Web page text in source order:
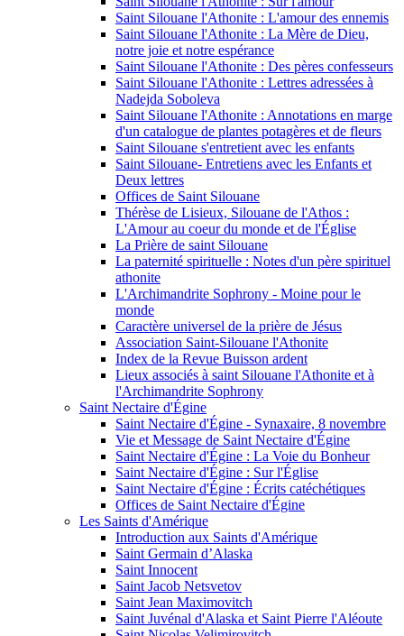
Saint Silouane l'Athonite : L'amour des ennemis
Saint Silouane l'Athonite : La Mère de Dieu,
notre joie et notre espérance
Saint Silouane l'Athonite : Des pères confesseurs
Saint Silouane l'Athonite : Lettres adressées à
Nadejda Soboleva
Saint Silouane l'Athonite : Annotations en marge
d'un catalogue de plantes potagères et de fleurs
Saint Silouane s'entretient avec les enfants
Saint Silouane- Entretiens avec les Enfants et
Deux lettres
Offices de Saint Silouane
Thérèse de Lisieux, Silouane de l'Athos :
L'Amour au coeur du monde et de l'Église
La Prière de saint Silouane
La paternité spirituelle : Notes d'un père spirituel
athonite
L'Archimandrite Sophrony - Moine pour le
monde
Caractère universel de la prière de Jésus
Association Saint-Silouane l'Athonite
Index de la Revue Buisson ardent
Lieux associés à saint Silouane l'Athonite et à
l'Archimandrite Sophrony
Saint Nectaire d'Égine
Saint Nectaire d'Égine - Synaxaire, 8 novembre
Vie et Message de Saint Nectaire d'Égine
Saint Nectaire d'Égine : La Voie du Bonheur
Saint Nectaire d'Égine : Sur l'Église
Saint Nectaire d'Égine : Écrits catéchétiques
Offices de Saint Nectaire d'Égine
Les Saints d'Amérique
Introduction aux Saints d'Amérique
Saint Germain d’Alaska
Saint Innocent
Saint Jacob Netsvetov
Saint Jean Maximovitch
Saint Juvénal d'Alaska et Saint Pierre l'Aléoute